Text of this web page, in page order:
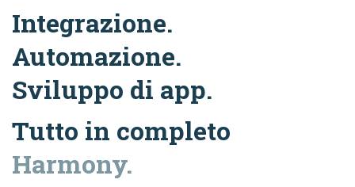
Integrazione.
Automazione.
Sviluppo di app.
Tutto in completo
Harmony.